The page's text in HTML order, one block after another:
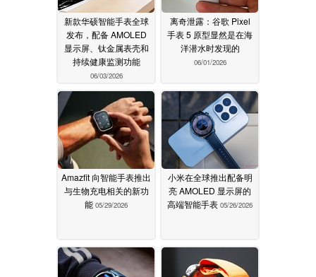
新款华硕智能手表全球
发布，配备 AMOLED
显示屏、钛金属表壳和
持续健康监测功能
06/03/2026
离奇泄露：谷歌 Pixel
手表 5 原型显然是在海
洋潜水时发现的
06/01/2026
Amazfit 向智能手表推出
与生物充电相关的新功
能 05/29/2026
小米在全球推出配备明
亮 AMOLED 显示屏的
高端智能手表 05/26/2026